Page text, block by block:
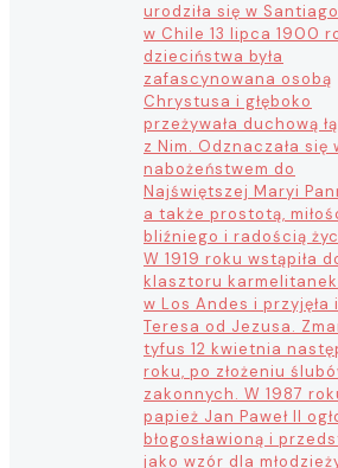
urodziła się w Santiago
w Chile 13 lipca 1900
dzieciństwa była
zafascynowana osobą
Chrystusa i głęboko
przeżywała duchową
z Nim. Odznaczała się
nabożeństwem do
Najświętszej Maryi
a także prostotą,
bliźniego i radością
W 1919 roku wstąpiła
klasztoru
w Los Andes i przyjęła
Teresa od Jezusa.
tyfus 12 kwietnia
roku, po złożeniu
zakonnych. W 1987
papież Jan Paweł II
błogosławioną i
jako wzór dla